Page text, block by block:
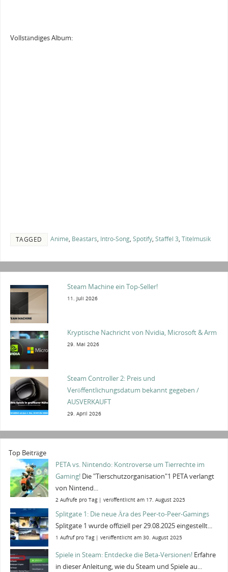
Vollständiges Album:
TAGGED Anime, Beastars, Intro-Song, Spotify, Staffel 3, Titelmusik
Steam Machine ein Top-Seller!
11. Juli 2026
Kryptische Nachricht von Nvidia, Microsoft & Arm
29. Mai 2026
Steam Controller 2: Preis und
Veröffentlichungsdatum bekannt gegeben /
AUSVERKAUFT
29. April 2026
Top Beiträge
PETA vs. Nintendo: Kontroverse um Tierrechte im
Gaming! Die "Tierschutzorganisation"1 PETA verlangt
von Nintend...
2 Aufrufe pro Tag|veröffentlicht am 17. August 2025
Splitgate 1: Die neue Ära des Peer-to-Peer-Gamings
Splitgate 1 wurde offiziell per 29.08.2025 eingestellt...
1 Aufruf pro Tag|veröffentlicht am 30. August 2025
Spiele in Steam: Entdecke die Beta-Versionen! Erfahre
in dieser Anleitung, wie du Steam und Spiele au...